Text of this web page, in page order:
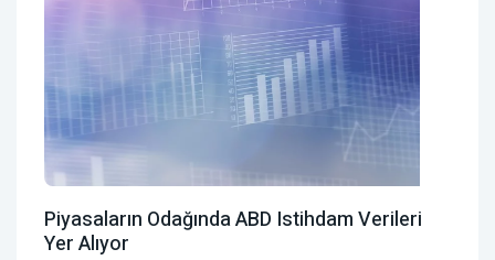
Piyasaların Odağında ABD Istihdam Verileri
Yer Alıyor